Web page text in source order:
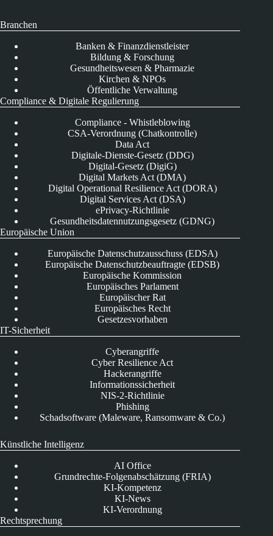
Branchen
Banken & Finanzdienstleister
Bildung & Forschung
Gesundheitswesen & Pharmazie
Kirchen & NPOs
Öffentliche Verwaltung
Compliance & Digitale Regulierung
Compliance - Whistleblowing
CSA-Verordnung (Chatkontrolle)
Data Act
Digitale-Dienste-Gesetz (DDG)
Digital-Gesetz (DigiG)
Digital Markets Act (DMA)
Digital Operational Resilience Act (DORA)
Digital Services Act (DSA)
ePrivacy-Richtlinie
Gesundheitsdatennutzungsgesetz (GDNG)
Europäische Union
Europäische Datenschutzausschuss (EDSA)
Europäische Datenschutzbeauftragte (EDSB)
Europäische Kommission
Europäisches Parlament
Europäischer Rat
Europäisches Recht
Gesetzesvorhaben
IT-Sicherheit
Cyberangriffe
Cyber Resilience Act
Hackerangriffe
Informationssicherheit
NIS-2-Richtlinie
Phishing
Schadsoftware (Maleware, Ransomware & Co.)
Künstliche Intelligenz
AI Office
Grundrechte-Folgenabschätzung (FRIA)
KI-Kompetenz
KI-News
KI-Verordnung
Rechtsprechung